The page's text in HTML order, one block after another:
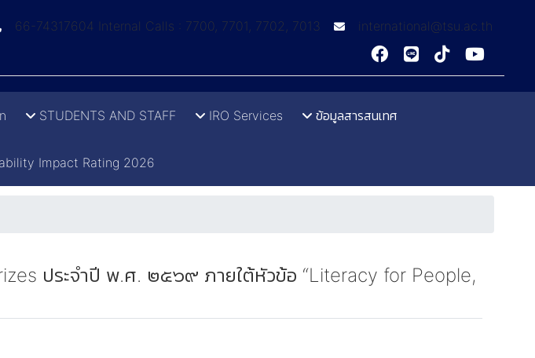
66-74317604 Internal Calls : 7700, 7701, 7702, 7013 international@tsu.ac.th
STUDENTS AND STAFF IRO Services ข้อมูลสารสนเทศ
Impact Rating 2026
ประจำปี พ.ศ. ๒๕๖๙ ภายใต้หัวข้อ “Literacy for People,